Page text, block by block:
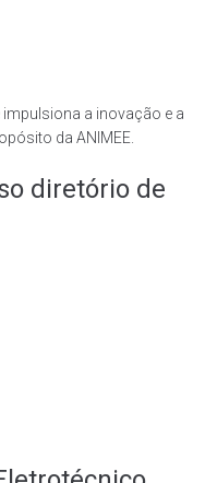
a inovação e a
da ANIMEE.
diretório de